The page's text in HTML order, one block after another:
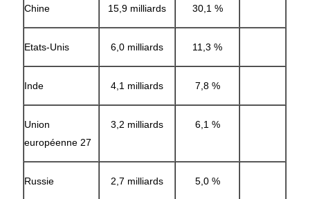
Chine 15,9 milliards 30,1 %
Etats-Unis 6,0 milliards 11,3 %
Inde 4,1 milliards 7,8 %
Union
européenne 27
3,2 milliards 6,1 %
Russie 2,7 milliards 5,0 %